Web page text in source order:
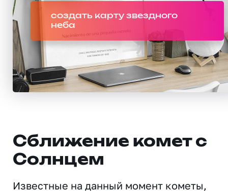
создать карту звездного
неба
Сближение комет с
Солнцем
Известные на данный момент кометы,